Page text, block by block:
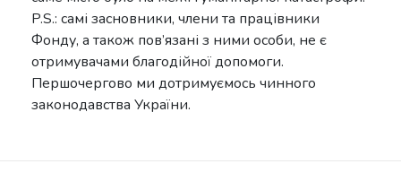
P.S.: самі засновники, члени та працівники
Фонду, а також пов’язані з ними особи, не є
отримувачами благодійної допомоги.
Першочергово ми дотримуємось чинного
законодавства України.